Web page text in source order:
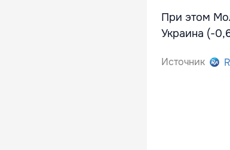
При этом
Украина (-
Источник